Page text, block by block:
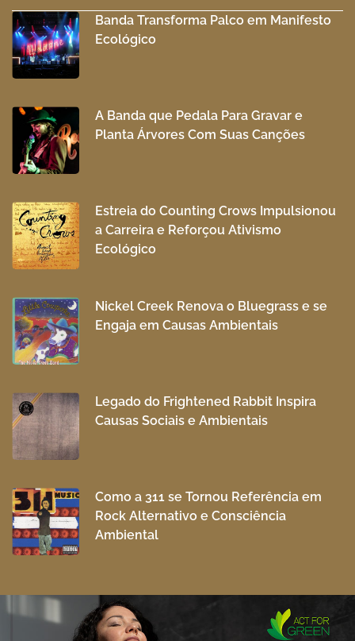
Banda Transforma Palco em Manifesto
Ecológico
A Banda que Pedala Para Gravar e
Planta Árvores Com Suas Canções
Estreia do Counting Crows Impulsionou
a Carreira e Reforçou Ativismo
Ecológico
Nickel Creek Renova o Bluegrass e se
Engaja em Causas Ambientais
Legado do Frightened Rabbit Inspira
Causas Sociais e Ambientais
Como a 311 se Tornou Referência em
Rock Alternativo e Consciência
Ambiental